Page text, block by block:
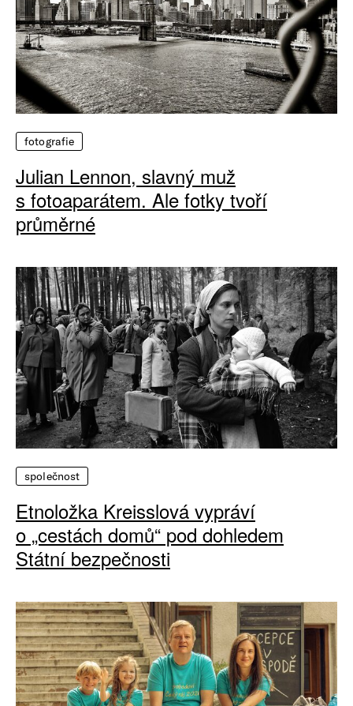
fotografie
Julian Lennon, slavný muž
s fotoaparátem. Ale fotky tvoří
průměrné
společnost
Etnoložka Kreisslová vypráví
o „cestách domů“ pod dohledem
Státní bezpečnosti